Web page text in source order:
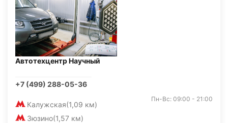
Автотехцентр Научный
+7 (499) 288-05-36
Калужская(1,09 км)
Зюзино(1,57 км)
Пн-Вс: 09:00 - 21:00